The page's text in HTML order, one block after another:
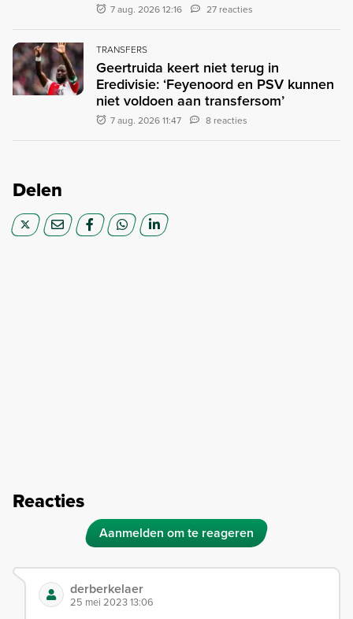
7 aug. 2026 12:16 27 reacties
TRANSFERS
Geertruida keert niet terug in
Eredivisie: ‘Feyenoord en PSV kunnen
niet voldoen aan transfersom’
7 aug. 2026 11:47 8 reacties
Delen
Reacties
Aanmelden om te reageren
derberkelaer
25 mei 2023 13:06